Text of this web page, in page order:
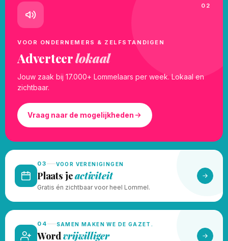
02
VOOR ONDERNEMERS & ZELFSTANDIGEN
Adverteerlokaal
Jouw zaak bij 17.000+ Lommelaars per week. Lokaal en
zichtbaar.
Vraag naar de mogelijkheden
03 VOOR VERENIGINGEN
Plaats jeactiviteit
Gratis én zichtbaar voor heel Lommel.
04 SAMEN MAKEN WE DE GAZET.
Wordvrijwilliger